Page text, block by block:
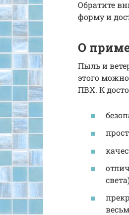
Обратите
форму и
О
Пыль и
этого
ПВХ. К